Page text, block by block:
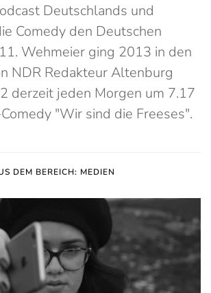
Deutschlands und
Comedy den Deutschen
Wehmeier ging 2013 in den
NDR Redakteur Altenburg
derzeit jeden Morgen um 7.17
"Wir sind die Freeses".
DEM BEREICH: MEDIEN